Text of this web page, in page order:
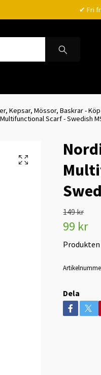
✔ Fri
Kepsar, Mössor, Baskrar -
Scarf - Swedish
149 kr
99 kr
Dela